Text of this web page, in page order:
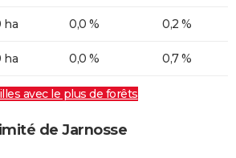
ha 0,0 % 0,2 %
ha 0,0 % 0,7 %
avec le plus de forêts
de Jarnosse